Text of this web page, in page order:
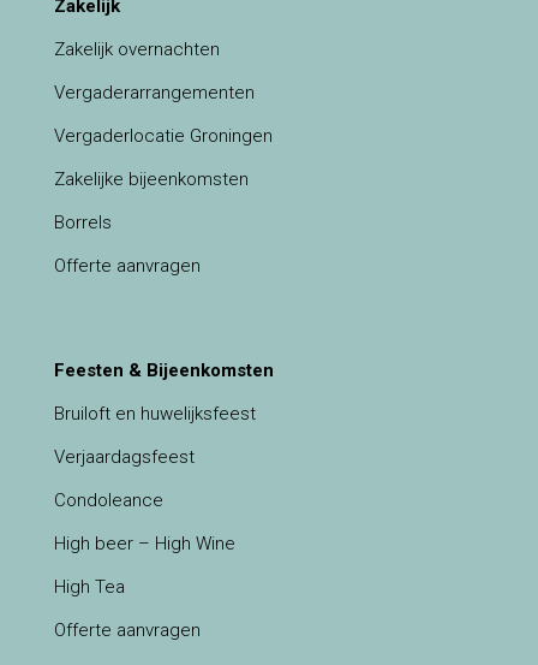
Zakelijk
Zakelijk overnachten
Vergaderarrangementen
Vergaderlocatie Groningen
Zakelijke bijeenkomsten
Borrels
Offerte aanvragen
Feesten & Bijeenkomsten
Bruiloft en huwelijksfeest
Verjaardagsfeest
Condoleance
High beer – High Wine
High Tea
Offerte aanvragen